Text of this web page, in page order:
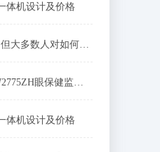
体机设计及价格
推特: 人们知道我们的品牌，但大多数人对如何使用它一无所知
明基在印度Rs 17,500推出EW2775ZH眼保健监视器
体机设计及价格